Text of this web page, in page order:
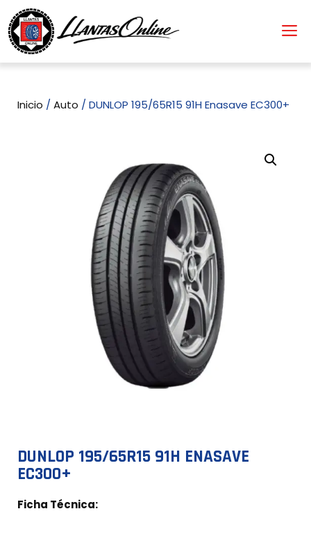
Inicio / Auto / DUNLOP 195/65R15 91H Enasave EC300+
DUNLOP 195/65R15 91H ENASAVE
EC300+
Ficha Técnica: